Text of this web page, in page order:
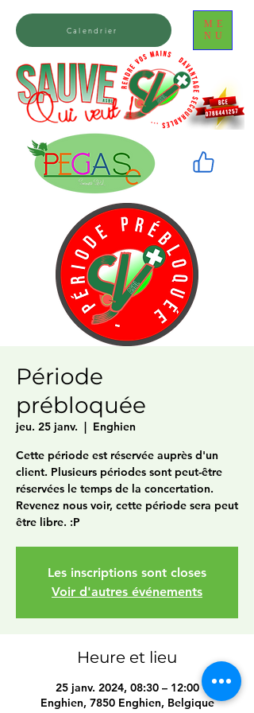
ME
NU
Calendrier
Période
prébloquée
jeu. 25 janv.
  |
Enghien
Cette période est réservée auprès d'un
client. Plusieurs périodes sont peut-être
réservées le temps de la concertation.
Revenez nous voir, cette période sera peut
être libre. :P
Les inscriptions sont closes
Voir d'autres événements
Heure et lieu
25 janv. 2024, 08:30 – 12:00
Enghien, 7850 Enghien, Belgique